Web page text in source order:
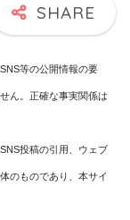
等の公開情報の要
ん。正確な事実関係は
投稿の引用、ウェブ
のものであり、本サイ